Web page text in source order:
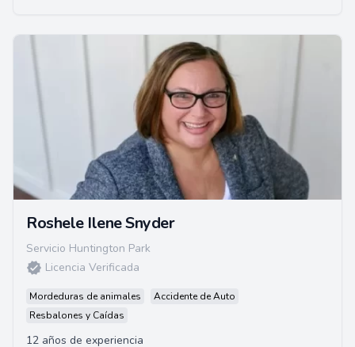
Roshele Ilene Snyder
Servicio Huntington Park
Licencia Verificada
Mordeduras de animales
Accidente de Auto
Resbalones y Caídas
12 años de experiencia